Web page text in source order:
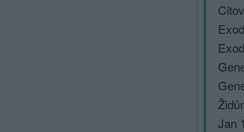
Jan